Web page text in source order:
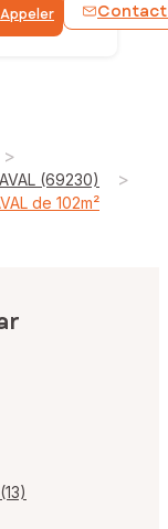
Appeler
>
(69230) >
de 102m²